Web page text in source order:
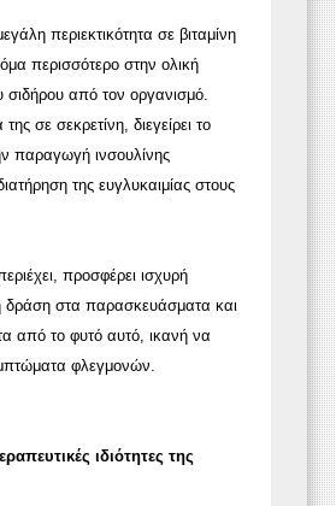
περιεκτικότητα σε βιταμίνη
περισσότερο στην ολική
από τον οργανισμό.
της σε σεκρετίνη, διεγείρει το
παραγωγή ινσουλίνης
της ευγλυκαιμίας στους
προσφέρει ισχυρή
δράση στα παρασκευάσματα και
από το φυτό αυτό, ικανή να
φλεγμονών.
ιδιότητες της